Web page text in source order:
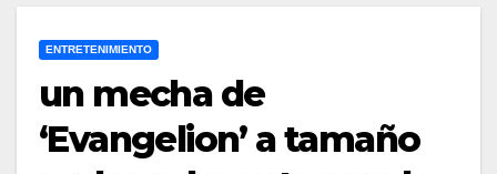
ENTRETENIMIENTO
un mecha de
‘Evangelion’ a tamaño